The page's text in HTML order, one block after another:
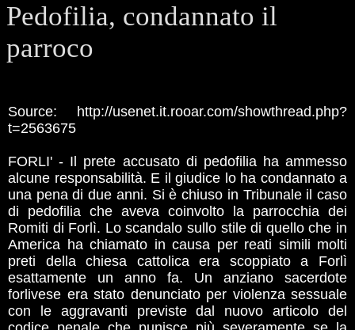
Pedofilia, condannato il
parroco
Source: http://usenet.it.rooar.com/showthread.php?
t=2563675
FORLI' - Il prete accusato di pedofilia ha ammesso
alcune responsabilità. E il giudice lo ha condannato a
una pena di due anni. Si è chiuso in Tribunale il caso
di pedofilia che aveva coinvolto la parrocchia dei
Romiti di Forlì. Lo scandalo sullo stile di quello che in
America ha chiamato in causa per reati simili molti
preti della chiesa cattolica era scoppiato a Forlì
esattamente un anno fa. Un anziano sacerdote
forlivese era stato denunciato per violenza sessuale
con le aggravanti previste dal nuovo articolo del